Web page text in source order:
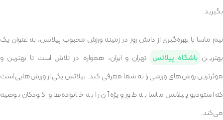
بگیرید.
تیم ماسا با بهره‌گیری از دانش روز در زمینه ورزش محبوب پیلاتس، به عنوان یک
بهترین باشگاه پیلاتس تهران و ایران، همواره در تلاش است تا بهترین و
موثرترین روش‌های ورزشی را به شما معرفی کند. پیلاتس یکی از ورزش‌هایی است
که استودیو پیلاتس ماسا به طور ویژه آن را به خانواده‌ها و کودکان توصیه
می‌کند.